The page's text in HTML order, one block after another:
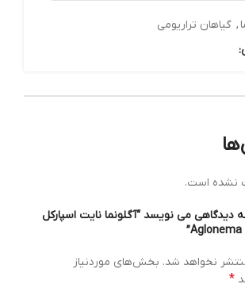
, گیاهان تراریومی
نشده است.
دیدگاهی می نویسد “آگلونما نایت اسپارکل
Aglonema
نخواهد شد. بخش‌های موردنیاز
*